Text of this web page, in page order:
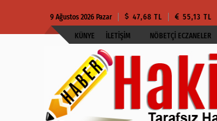
9 Ağustos 2026 Pazar 47,68 TL 55,13 TL
KÜNYE İLETIŞIM NÖBETÇI ECZANELER